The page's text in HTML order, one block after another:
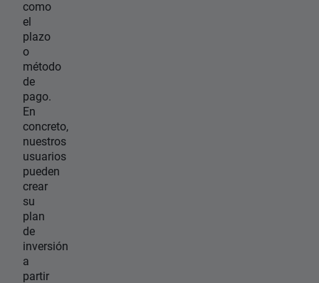
como
el
plazo
o
método
de
pago.
En
concreto,
nuestros
usuarios
pueden
crear
su
plan
de
inversión
a
partir